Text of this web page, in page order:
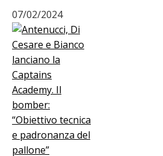
07/02/2024